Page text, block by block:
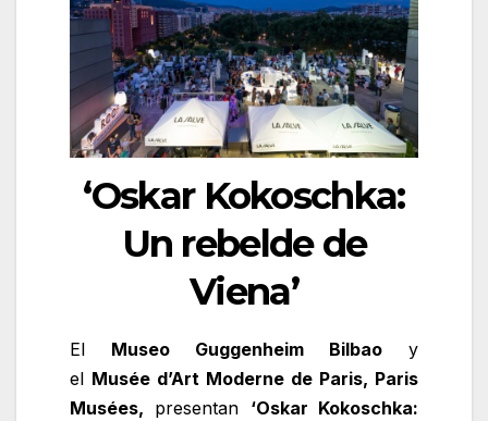
‘Oskar Kokoschka:
Un rebelde de
Viena’
El Museo Guggenheim Bilbaoy
el Musée d’Art Moderne de Paris, Paris
Musées, presentan ‘Oskar Kokoschka: